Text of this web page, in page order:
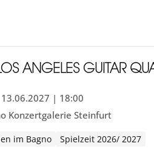
ANGELES GUITAR
| 18:00
Konzertgalerie Steinfurt
im Bagno Spielzeit 2026/ 2027